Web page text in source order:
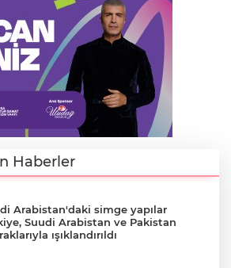
Haberler
Arabistan'daki simge yapılar
Suudi Arabistan ve Pakistan
ışıklandırıldı